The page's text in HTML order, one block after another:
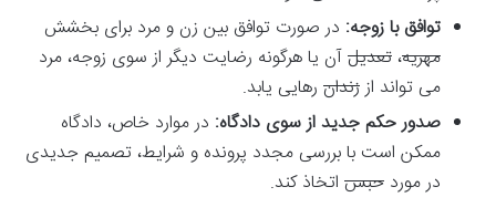
توافق با زوجه: در صورت توافق بین زن و مرد برای بخشش
مهریه، تعدیلآن یا هرگونه رضایت دیگر از سوی زوجه، مرد
می تواند اززندان رهایی یابد.
صدور حکم جدید از سوی دادگاه: در موارد خاص، دادگاه
ممکن است با بررسی مجدد پرونده و شرایط، تصمیم جدیدی
در مورد حبس اتخاذ کند.